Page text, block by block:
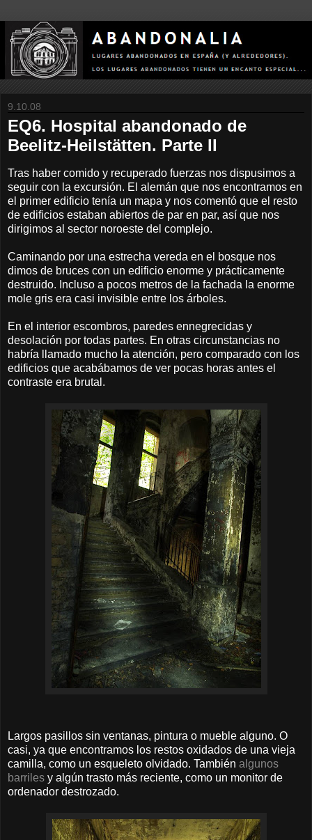
9.10.08
EQ6. Hospital abandonado de
Beelitz-Heilstätten. Parte II
Tras haber comido y recuperado fuerzas nos dispusimos a
seguir con la excursión. El alemán que nos encontramos en
el primer edificio tenía un mapa y nos comentó que el resto
de edificios estaban abiertos de par en par, así que nos
dirigimos al sector noroeste del complejo.
Caminando por una estrecha vereda en el bosque nos
dimos de bruces con un edificio enorme y prácticamente
destruido. Incluso a pocos metros de la fachada la enorme
mole gris era casi invisible entre los árboles.
En el interior escombros, paredes ennegrecidas y
desolación por todas partes. En otras circunstancias no
habría llamado mucho la atención, pero comparado con los
edificios que acabábamos de ver pocas horas antes el
contraste era brutal.
Largos pasillos sin ventanas, pintura o mueble alguno. O
casi, ya que encontramos los restos oxidados de una vieja
camilla, como un esqueleto olvidado. También algunos
barriles y algún trasto más reciente, como un monitor de
ordenador destrozado.